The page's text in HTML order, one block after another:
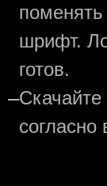
шрифт.
готов.
—Скачайте